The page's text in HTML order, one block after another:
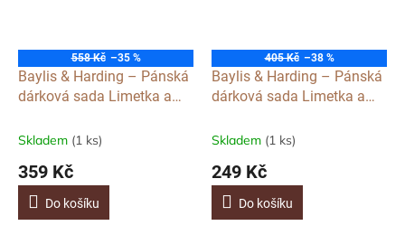
558 Kč –35 %
Baylis & Harding – Pánská
dárková sada Limetka a
Skladem (1 ks)
359 Kč
Do košíku
405 Kč –38 %
Baylis & Harding – Pánská
dárková sada Limetka a
Skladem (1 ks)
249 Kč
Do košíku